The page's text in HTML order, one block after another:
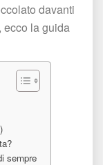
davanti
ecco la guida
sempre